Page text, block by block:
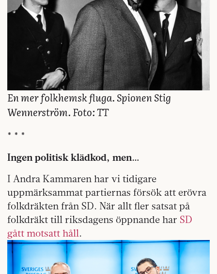
En mer folkhemsk fluga. Spionen Stig
Wennerström. Foto: TT
* * *
Ingen politisk klädkod, men…
I Andra Kammaren har vi tidigare
uppmärksammat partiernas försök att erövra
folkdräkten från SD. När allt fler satsat på
folkdräkt till riksdagens öppnande har SD
gått motsatt håll.